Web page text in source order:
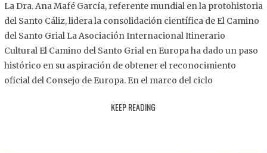
8
2
2
La Dra. Ana Mafé García, referente mundial en la protohistoria
del Santo Cáliz, lidera la consolidación científica de El Camino
del Santo Grial La Asociación Internacional Itinerario
Cultural El Camino del Santo Grial en Europa ha dado un paso
histórico en su aspiración de obtener el reconocimiento
oficial del Consejo de Europa. En el marco del ciclo
KEEP READING